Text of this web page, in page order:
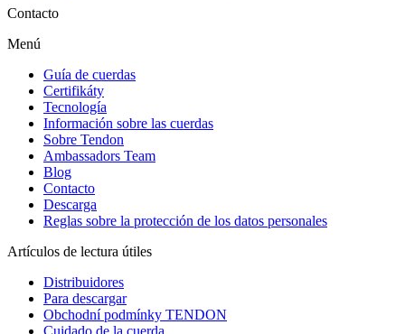
Contacto
Menú
Guía de cuerdas
Certifikáty
Tecnología
Información sobre las cuerdas
Sobre Tendon
Ambassadors Team
Blog
Contacto
Descarga
Reglas sobre la protección de los datos personales
Artículos de lectura útiles
Distribuidores
Para descargar
Obchodní podmínky TENDON